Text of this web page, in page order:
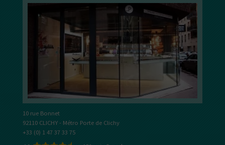
10 rue Bonnet
92110 CLICHY - Métro Porte de Clichy
+33 (0) 1 47 37 33 75